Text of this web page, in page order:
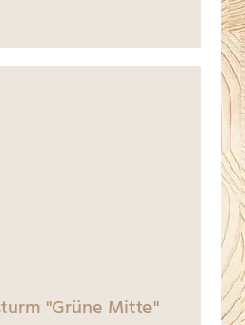
"Grüne Mitte"